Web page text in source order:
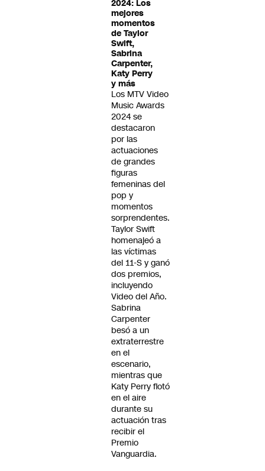
2024: Los
mejores
momentos
de Taylor
Swift,
Sabrina
Carpenter,
Katy Perry
y más
Los MTV Video
Music Awards
2024 se
destacaron
por las
actuaciones
de grandes
figuras
femeninas del
pop y
momentos
sorprendentes.
Taylor Swift
homenajeó a
las víctimas
del 11-S y ganó
dos premios,
incluyendo
Video del Año.
Sabrina
Carpenter
besó a un
extraterrestre
en el
escenario,
mientras que
Katy Perry flotó
en el aire
durante su
actuación tras
recibir el
Premio
Vanguardia.